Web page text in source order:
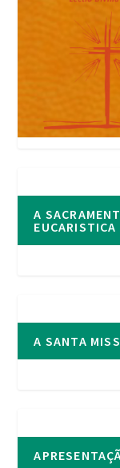
A
EUCARISTICA
A SANTA